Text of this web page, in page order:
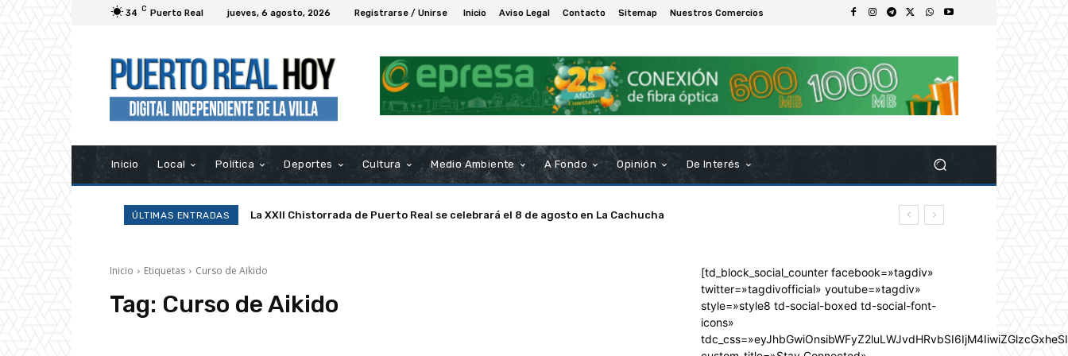
34 C Puerto Real jueves, 6 agosto, 2026 Registrarse / Unirse Inicio Aviso Legal Contacto Sitemap Nuestros Comercios
Inicio Local Política Deportes Cultura Medio Ambiente A Fondo Opinión De Interés
ÚLTIMAS ENTRADAS La XXII Chistorrada de Puerto Real se celebrará el 8 de agosto en La Cachucha
Inicio Etiquetas Curso de Aikido
Tag: Curso de Aikido
[td_block_social_counter facebook=»tagdiv»
twitter=»tagdivofficial» youtube=»tagdiv»
style=»style8 td-social-boxed td-social-font-
icons»